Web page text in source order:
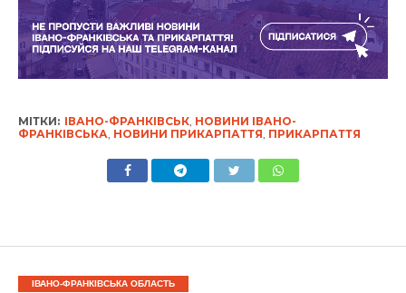
МІТКИ: ІВАНО-ФРАНКІВСЬК, НОВИНИ ІВАНО-
ФРАНКІВСЬКА НОВИНИ ПРИКАРПАТТЯ ПРИКАРПАТТЯ
ІВАНО-ФРАНКІВСЬКА ОБЛАСТЬ